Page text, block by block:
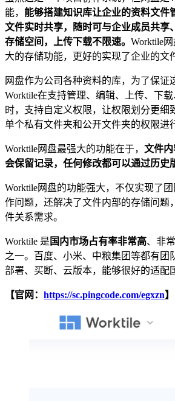
能， 能够搭建知识库让企业的资料文件
文件实时共享，随时可与企业成员共享
存储空间，上传下载不限速。 Worktile
大的存储功能，更好的实现了企业的文
网盘作为公司各种资料的库，为了保证
Worktile在支持管理、编辑、上传、下
时，支持自定义权限，让权限划分更细
单个私有文件夹和公开文件夹的权限进
Worktile网盘最强大的功能在于， 文件
会保留记录，任何修改都可以通过历史
Worktile网盘的功能强大，不仅实现了
作问题，还解决了文件内部的存储问题
件关系需求。
Worktile 是 国内市场占有率非常高、非
之一。百度、小米、中粮集团等都有团
部署、买断、云版本，能够很好的适配
【官网： https://sc.pingcode.com/egxzn】